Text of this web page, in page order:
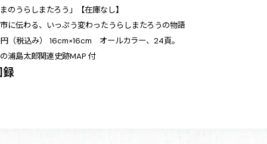
のうらしまたろう」【在庫なし】
に伝わる、いっぷう変わったうらしまたろうの物語
（税込み） 16cm×16cm オールカラー、24頁。
浦島太郎関連史跡MAP 付
録